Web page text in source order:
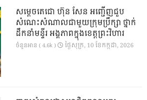
សម្តេចតេជោ ហ៊ុន សែន អញ្ជើញជួប
សំណេះសំណាលជាមួយក្រុមប្រឹក្សា ថ្នាក់
ដឹកនាំមន្ទីរ អង្គភាពក្នុងខេត្តព្រះវិហារ
ចំនួនអាន ( 4.6k ) ថ្ងៃ​សុក្រ, 10 ខែ​កក្កដា, 2026